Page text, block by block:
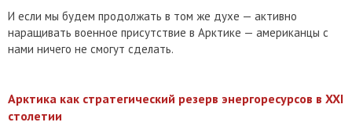
И если мы будем продолжать в том же духе — активно
наращивать военное присутствие в Арктике — американцы с
нами ничего не смогут сделать.
Арктика как стратегический резерв энергоресурсов в XXI
столетии